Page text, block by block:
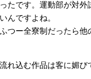
たです。運動部が対
んですよね。
つー全寮制だったら
れ込む作品は客に媚び